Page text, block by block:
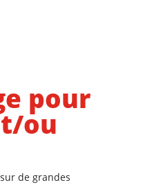
pour
ou
de grandes